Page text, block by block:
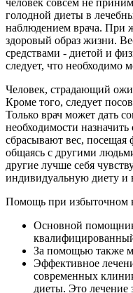
человек совсем не
голодной диеты в
наблюдением врача. При
здоровый образ жизни.
средствами - диетой и
следует, что необходимо
Человек, страдающий
Кроме того, следует
Только врач может дать
необходимости
сбрасывают вес, посещая
общаясь с другими
другие лучше себя
индивидуальную диету и
Помощь при избыточном
Основной
За помощью также
Эффективное
современных
диеты. Это лечение